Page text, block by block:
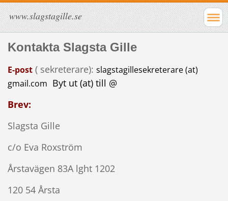
www.slagstagille.se
Kontakta Slagsta Gille
E-post ( sekreterare): slagstagillesekreterare (at)
gmail.com Byt ut (at) till @
Brev:
Slagsta Gille
c/o Eva Roxström
Årstavägen 83A lght 1202
120 54 Årsta